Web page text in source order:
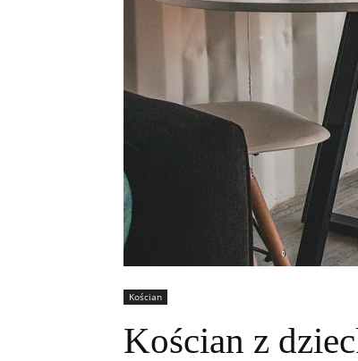
Kościan
Kościan z